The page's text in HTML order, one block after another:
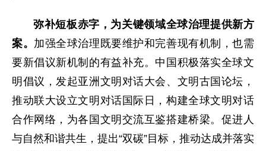
弥补短板赤字，为关键领域全球治理提供新方
案。 加强全球治理既要维护和完善现有机制，也需
要新倡议新机制的有益补充。中国积极落实全球文
明倡议，发起亚洲文明对话大会、文明古国论坛，
推动联大设立文明对话国际日，构建全球文明对话
合作网络，为各国文明交流互鉴搭建桥梁。促进人
与自然和谐共生，提出“双碳”目标，推动达成并落实